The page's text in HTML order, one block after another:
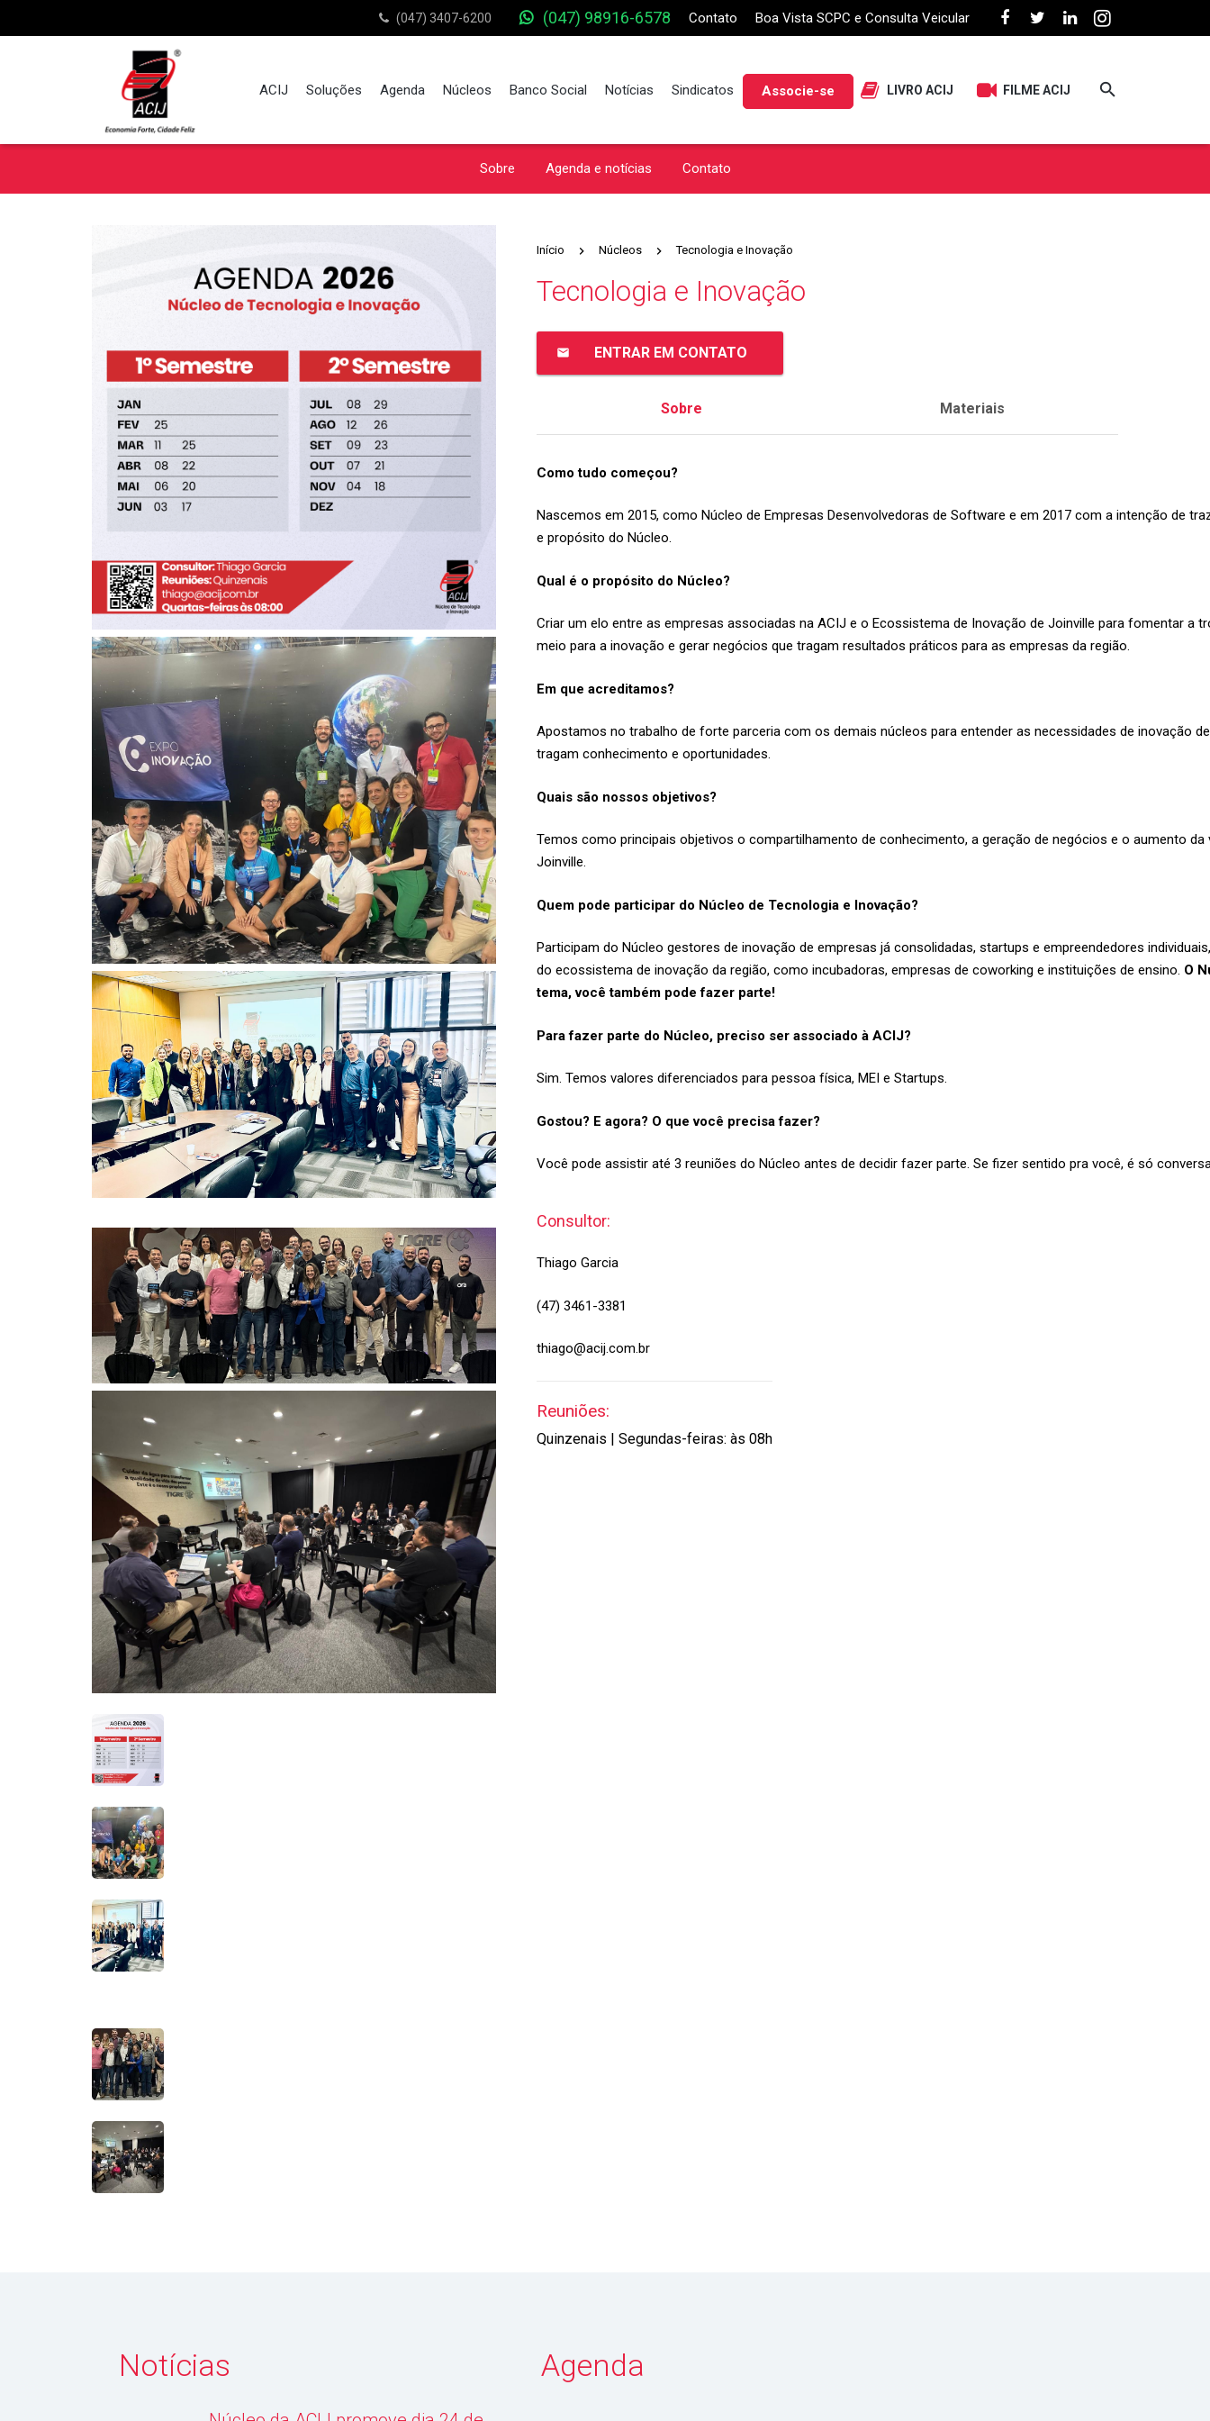
(047) 3407-6200 (047) 98916-6578 Contato Boa Vista SCPC e Consulta Veicular
ACIJ Soluções Agenda Núcleos Banco Social Notícias Sindicatos Associe-se LIVRO ACIJ FILME ACIJ
Sobre Agenda e notícias Contato
Início Núcleos Tecnologia e Inovação
Tecnologia e Inovação
email ENTRAR EM CONTATO
Sobre Materiais
Como tudo começou?
Nascemos em 2015, como Núcleo de Empresas Desenvolvedoras de Software e em 2017 com a intenção de
e propósito do Núcleo.
Qual é o propósito do Núcleo?
Criar um elo entre as empresas associadas na ACIJ e o Ecossistema de Inovação de Joinville para fomentar
meio para a inovação e gerar negócios que tragam resultados práticos para as empresas da região.
Em que acreditamos?
Apostamos no trabalho de forte parceria com os demais núcleos para entender as necessidades de inovação
tragam conhecimento e oportunidades.
Quais são nossos objetivos?
Temos como principais objetivos o compartilhamento de conhecimento, a geração de negócios e o aumento
Joinville.
Quem pode participar do Núcleo de Tecnologia e Inovação?
Participam do Núcleo gestores de inovação de empresas já consolidadas, startups e empreendedores
do ecossistema de inovação da região, como incubadoras, empresas de coworking e instituições de ensino. O
tema, você também pode fazer parte!
Para fazer parte do Núcleo, preciso ser associado à ACIJ?
Sim. Temos valores diferenciados para pessoa física, MEI e Startups.
Gostou? E agora? O que você precisa fazer?
Você pode assistir até 3 reuniões do Núcleo antes de decidir fazer parte. Se fizer sentido pra você, é só
Consultor:
Thiago Garcia
(47) 3461-3381
thiago@acij.com.br
Reuniões:
Quinzenais | Segundas-feiras: às 08h
Notícias Agenda